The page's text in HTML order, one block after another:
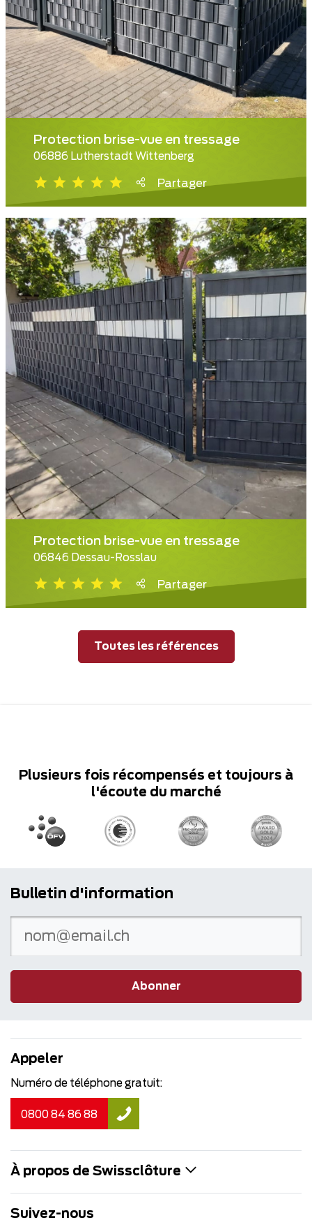
Protection brise-vue en tressage
06886 Lutherstadt Wittenberg
Partager
Protection brise-vue en tressage
06846 Dessau-Rosslau
Partager
Toutes les références
Plusieurs fois récompensés et toujours à
l'écoute du marché
Bulletin d'information
Abonner
Appeler
Numéro de téléphone gratuit:
0800 84 86 88
À propos de Swissclôture
Suivez-nous